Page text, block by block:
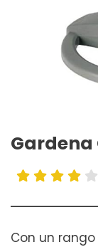
Gardena
Con un